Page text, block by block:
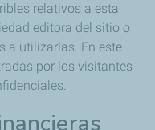
relativos a esta
editora del sitio o
a utilizarlas. En este
por los visitantes